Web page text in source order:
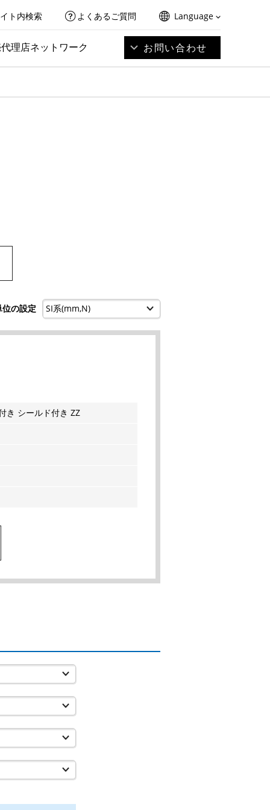
ト内検索 よくあるご質問 Language
理店ネットワーク お問い合わせ
位の設定
き シールド付き ZZ